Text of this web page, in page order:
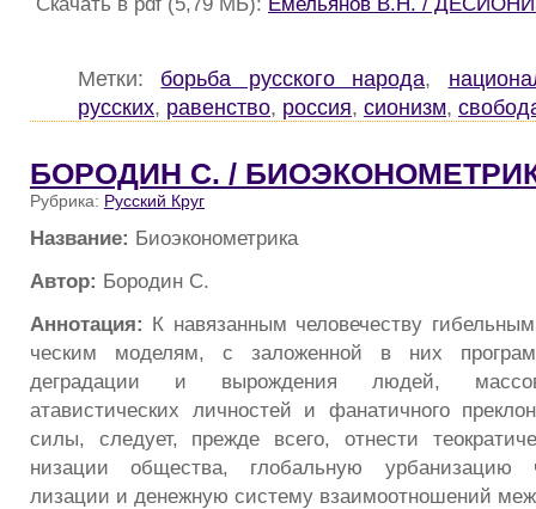
Метки: борьба русского народа,
русских, равенство, россия, сионизм,
БОРОДИН С. /
Рубрика: Русский Круг
Название: Биоэконометрика
Автор: Бородин С.
Аннотация: К навязанным человечеству
ческим моделям, с заложенной в них
деградации и вырождения людей,
атавистических личностей и фанатичного
силы, следует, прежде всего, отнести
низации общества, глобальную урбанизацию
лизации и денежную систему взаимоотношений